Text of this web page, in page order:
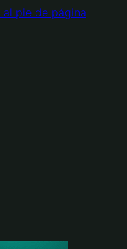
al pie de página